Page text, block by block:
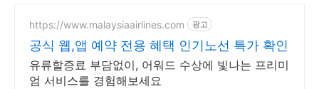
https://www.malaysiaairlines.com 광고
공식 웹,앱 예약 전용 혜택 인기노선 특가 확인
유류할증료 부담없이, 어워드 수상에 빛나는 프리미
엄 서비스를 경험해보세요